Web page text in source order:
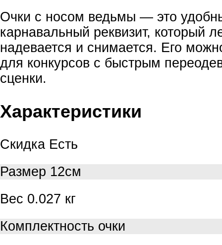
Очки с носом ведьмы — это
карнавальный реквизит, который
надевается и снимается. Его
для конкурсов с быстрым
сценки.
Характеристики
Скидка Есть
Размер 12см
Вес 0.027 кг
Комплектность очки